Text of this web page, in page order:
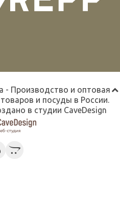
Производство и оптовая
и посуды в России.
в студии CaveDesign